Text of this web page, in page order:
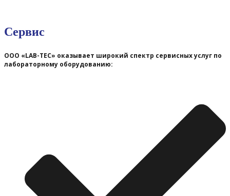
Сервис
ООО «LAB-TEC» оказывает широкий спектр сервисных услуг по
лабораторному оборудованию: